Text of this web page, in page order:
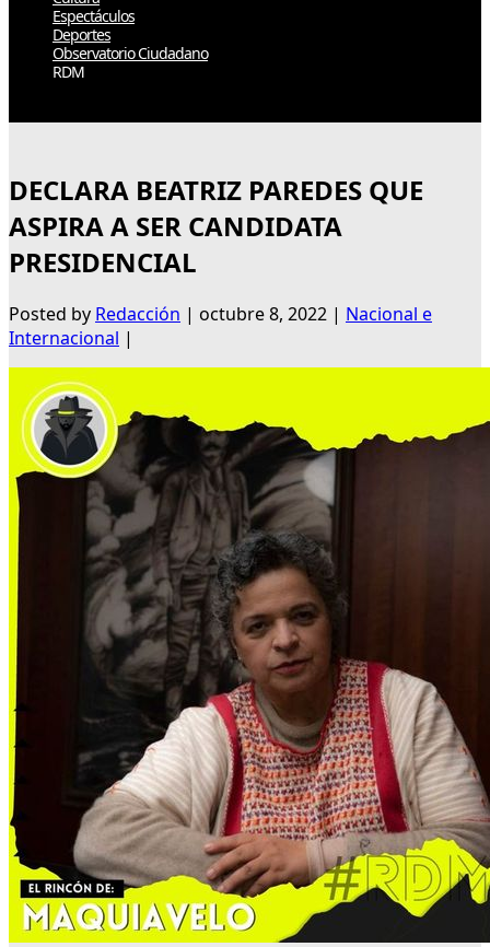
Espectáculos
Deportes
Observatorio Ciudadano
RDM
DECLARA BEATRIZ PAREDES QUE
ASPIRA A SER CANDIDATA
PRESIDENCIAL
Posted by Redacción | octubre 8, 2022 | Nacional e
Internacional |